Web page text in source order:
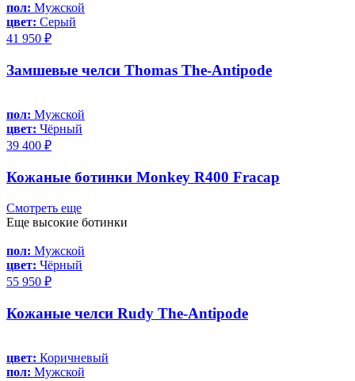
пол: Мужской
цвет: Серый
41 950 ₽
Замшевые челси Thomas The-Antipode
пол: Мужской
цвет: Чёрный
39 400 ₽
Кожаные ботинки Monkey R400 Fracap
Смотреть еще
Еще высокие ботинки
пол: Мужской
цвет: Чёрный
55 950 ₽
Кожаные челси Rudy The-Antipode
цвет: Коричневый
пол: Мужской